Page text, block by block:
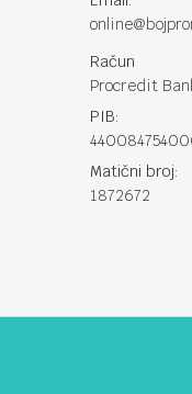
Račun
Procredit
PIB:
Matični broj:
1872672